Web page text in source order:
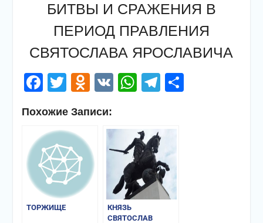
БИТВЫ И СРАЖЕНИЯ В
ПЕРИОД ПРАВЛЕНИЯ
СВЯТОСЛАВА ЯРОСЛАВИЧА
Facebook
Twitter
Odnoklassniki
VKWhatsApp
Telegram
Похожие Записи:
ТОРЖИЩЕ
КНЯЗЬ
СВЯТОСЛАВ